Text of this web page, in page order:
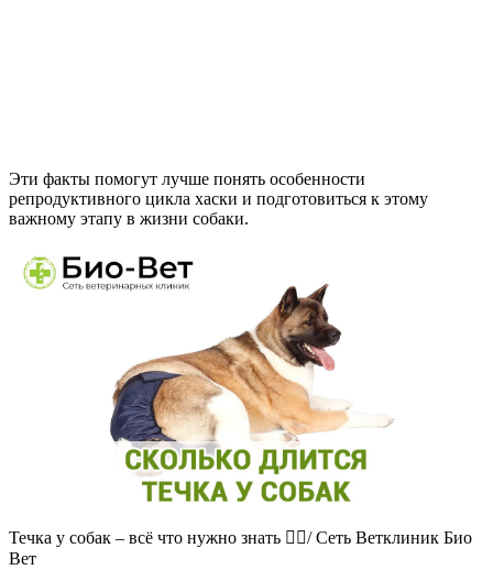
Эти факты помогут лучше понять особенности
репродуктивного цикла хаски и подготовиться к этому
важному этапу в жизни собаки.
Течка у собак – всё что нужно знать 👩‍⚕️/ Сеть Ветклиник Био
Вет